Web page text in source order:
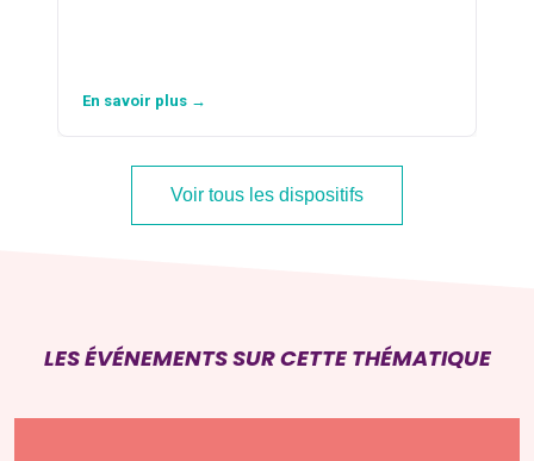
En savoir plus →
Voir tous les dispositifs
LES ÉVÉNEMENTS SUR CETTE THÉMATIQUE